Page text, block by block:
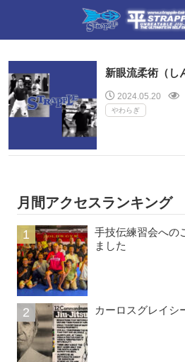
新眼流柔術（し
2024.05.20
やわらぎ
月間アクセスランキング
手技伝練習会への
ました
カーロスグレイシ